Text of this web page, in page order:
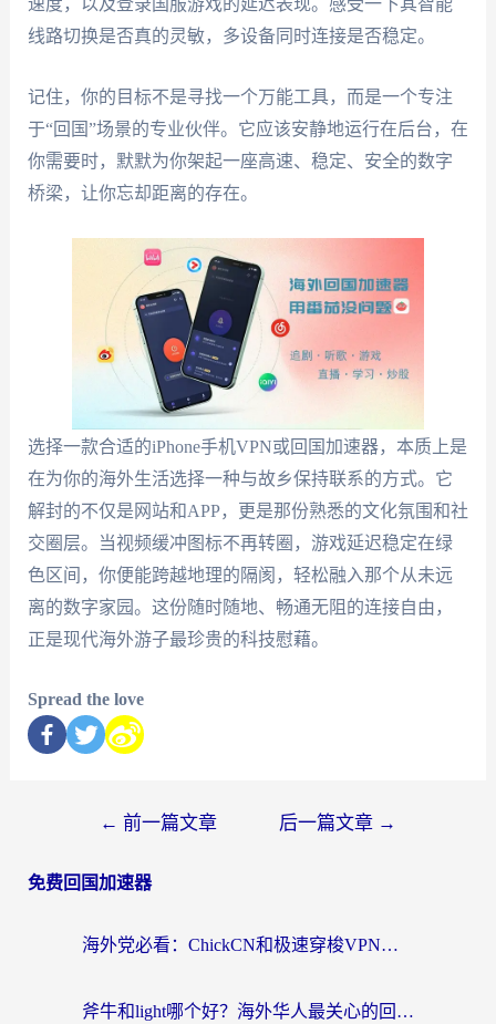
速度，以及登录国服游戏的延迟表现。感受一下其智能
线路切换是否真的灵敏，多设备同时连接是否稳定。
记住，你的目标不是寻找一个万能工具，而是一个专注
于“回国”场景的专业伙伴。它应该安静地运行在后台，在
你需要时，默默为你架起一座高速、稳定、安全的数字
桥梁，让你忘却距离的存在。
选择一款合适的iPhone手机VPN或回国加速器，本质上是
在为你的海外生活选择一种与故乡保持联系的方式。它
解封的不仅是网站和APP，更是那份熟悉的文化氛围和社
交圈层。当视频缓冲图标不再转圈，游戏延迟稳定在绿
色区间，你便能跨越地理的隔阂，轻松融入那个从未远
离的数字家园。这份随时随地、畅通无阻的连接自由，
正是现代海外游子最珍贵的科技慰藉。
Spread the love
← 前一篇文章 后一篇文章 →
免费回国加速器
海外党必看：ChickCN和极速穿梭VPN好用吗？3招教你选对回国加速器无缝刷国内资源
斧牛和light哪个好？海外华人最关心的回国加速器选择难题，一篇讲透